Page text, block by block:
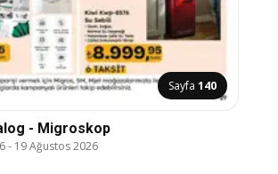
Sayfa 140
- Migroskop
- 19 Ağustos 2026